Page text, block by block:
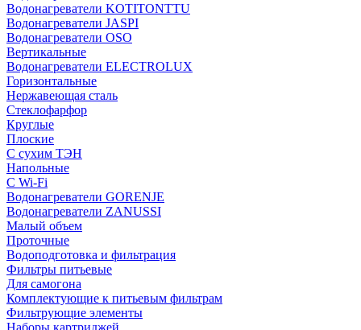
Водонагреватели KOTITONTTU
Водонагреватели JASPI
Водонагреватели OSO
Вертикальные
Водонагреватели ELECTROLUX
Горизонтальные
Нержавеющая сталь
Стеклофарфор
Круглые
Плоские
С сухим ТЭН
Напольные
С Wi-Fi
Водонагреватели GORENJE
Водонагреватели ZANUSSI
Малый объем
Проточные
Водоподготовка и фильтрация
Фильтры питьевые
Для самогона
Комплектующие к питьевым фильтрам
Фильтрующие элементы
Наборы картриджей